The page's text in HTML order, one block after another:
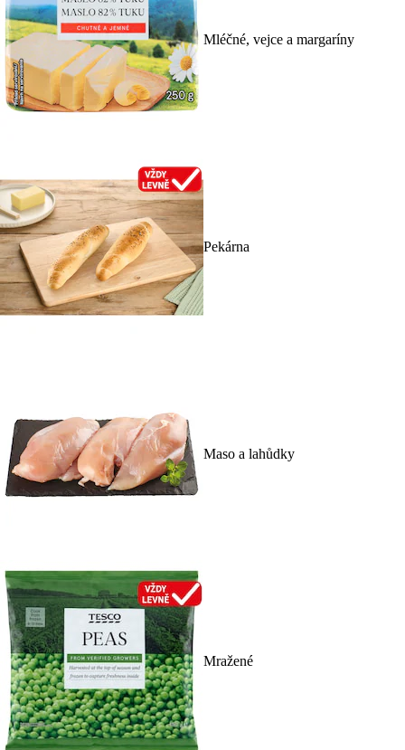
Mléčné, vejce a margaríny
Pekárna
Maso a lahůdky
Mražené